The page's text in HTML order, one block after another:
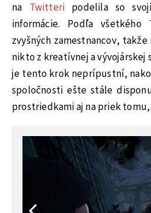
na Twitteri podelila so
informácie. Podľa
zvyšných zamestnancov,
nikto z kreatívnej a vývojárskej
je tento krok neprípustní,
spoločnosti ešte stále
prostriedkami aj na priek